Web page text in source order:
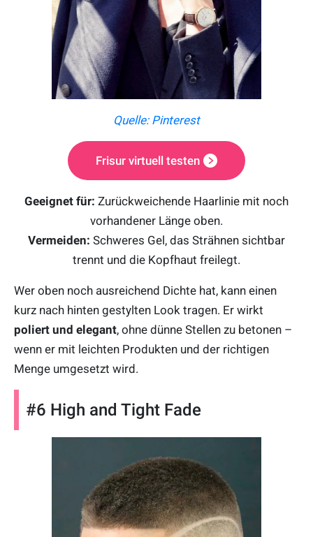
Quelle: Pinterest
Frisur virtuell testen
Geeignet für: Zurückweichende Haarlinie mit noch
vorhandener Länge oben.
Vermeiden: Schweres Gel, das Strähnen sichtbar
trennt und die Kopfhaut freilegt.
Wer oben noch ausreichend Dichte hat, kann einen
kurz nach hinten gestylten Look tragen. Er wirkt
poliert und elegant, ohne dünne Stellen zu betonen –
wenn er mit leichten Produkten und der richtigen
Menge umgesetzt wird.
#6 High and Tight Fade